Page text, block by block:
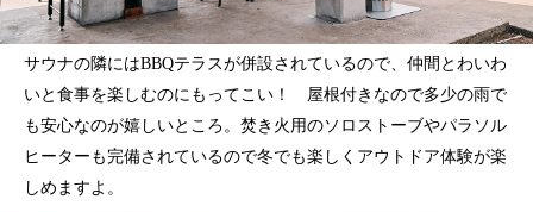
サウナの隣にはBBQテラスが併設されているので、仲間とわいわ
いと食事を楽しむのにもってこい！ 屋根付きなので多少の雨で
も安心なのが嬉しいところ。焚き火用のソロストーブやパラソル
ヒーターも完備されているので冬でも楽しくアウトドア体験が楽
しめますよ。